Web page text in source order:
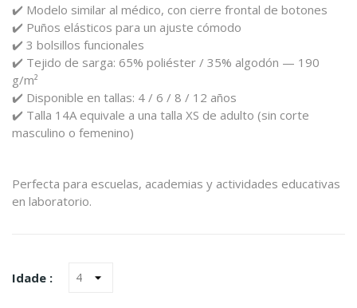
✔️ Modelo similar al médico, con cierre frontal de botones
✔️ Puños elásticos para un ajuste cómodo
✔️ 3 bolsillos funcionales
✔️ Tejido de sarga: 65% poliéster / 35% algodón — 190
g/m²
✔️ Disponible en tallas: 4 / 6 / 8 / 12 años
✔️ Talla 14A equivale a una talla XS de adulto (sin corte
masculino o femenino)
Perfecta para escuelas, academias y actividades educativas
en laboratorio.
Idade :